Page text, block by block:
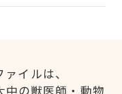
イルは、
中の獣医師・動物